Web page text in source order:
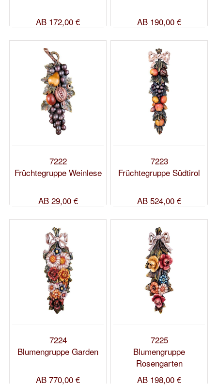
AB 172,00 € AB 190,00 €
7222
Früchtegruppe Weinlese
AB29,00 €
7223
Früchtegruppe Südtirol
AB 524,00 €
7224
Blumengruppe Garden
AB 770,00 €
7225
Blumengruppe
Rosengarten
AB 198,00 €